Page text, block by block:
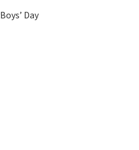
Boys’ Day